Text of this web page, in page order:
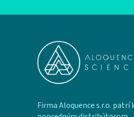
Firma Aloquence s.r.o. patrí